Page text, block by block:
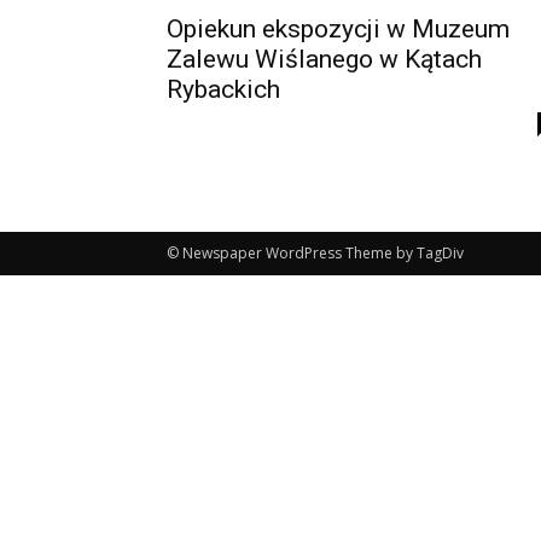
Opiekun ekspozycji w Muzeum
Zalewu Wiślanego w Kątach
Rybackich
© Newspaper WordPress Theme by TagDiv